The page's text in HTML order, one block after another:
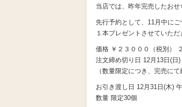
当店では、昨年完売したおせ
先行予約として、11月中に
１本プレゼントさせていただ
価格 ￥２３０００（税別）
注文締め切り日 12月13日(日)
（数量限定につき、完売に
お引き渡し日 12月31日(木)
数量 限定30個